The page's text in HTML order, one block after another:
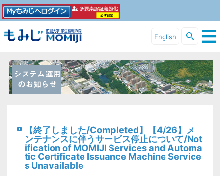
English
【終了しました/Completed】【4/26】メ
ンテナンスに伴うサービス停止について/Not
ification of MOMIJI Services and Automa
tic Certificate Issuance Machine Service
s Unavailable